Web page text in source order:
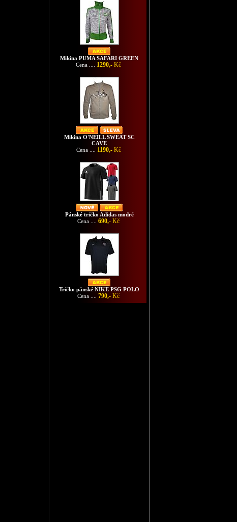
Mikina PUMA SAFARI GREEN
Cena .... 1290,- Kč
Mikina O'NEILL SWEAT SC
CAVE
Cena ....
1190,-Kč
Pánské tričko Adidas modré
Cena .... 690,- Kč
Tričko pánské NIKE PSG POLO
Cena .... 790,- Kč